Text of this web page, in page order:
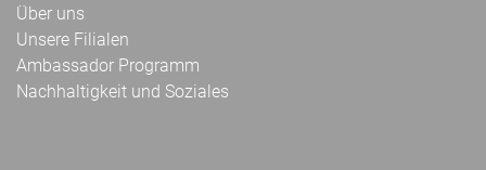
Über uns
Unsere Filialen
Ambassador Programm
Nachhaltigkeit und Soziales